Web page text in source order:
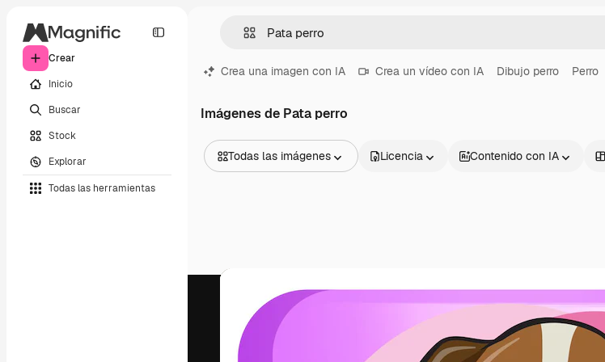
Crear
Inicio
Buscar
Stock
Explorar
Todas las herramientas
Crea una imagen con IA Crea un vídeo con IA Dibujo perro Perro
Imágenes de Pata perro
Todas las imágenes
Vídeos
Motion graphics
Plantillas de vídeos
Modelos 3D
Fuentes
Licencia Contenido con IA
Productos